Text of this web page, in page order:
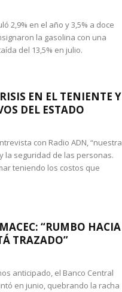
2,9% en el año y 3,5% a doce
la gasolina con una
del 13,5% en julio.
EN EL TENIENTE Y
DEL ESTADO
con Radio ADN, “nuestra
la seguridad de las personas.
teniendo los costos que
“RUMBO HACIA
TRAZADO”
anticipado, el Banco Central
en junio, quebrando la racha